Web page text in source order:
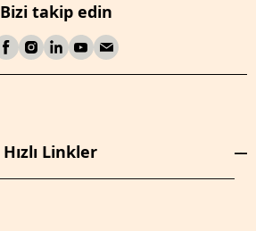
Bizi takip edin
Hızlı Linkler